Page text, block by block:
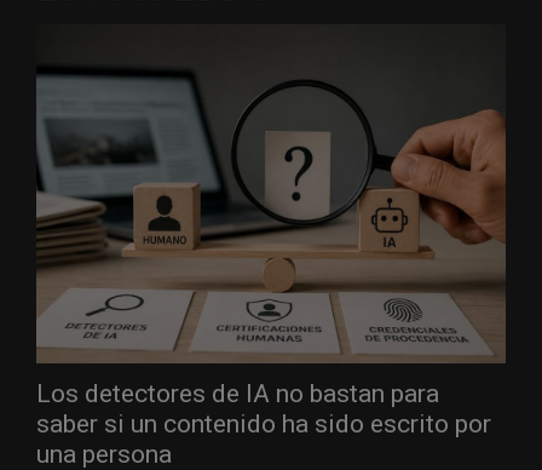
Los detectores de IA no bastan para
saber si un contenido ha sido escrito por
una persona